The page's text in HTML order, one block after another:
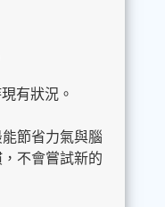
有狀況。
節省力氣與腦
不會嘗試新的